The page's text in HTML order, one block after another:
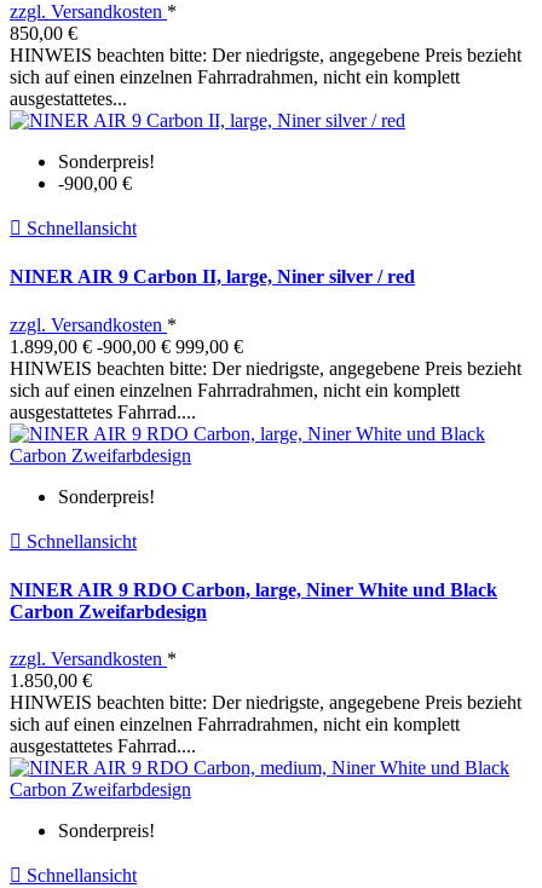
zzgl. Versandkosten *
850,00 €
HINWEIS beachten bitte: Der niedrigste, angegebene Preis bezieht
sich auf einen einzelnen Fahrradrahmen, nicht ein komplett
ausgestattetes...
Sonderpreis!
-900,00 €
 Schnellansicht
NINER AIR 9 Carbon II, large, Niner silver / red
zzgl. Versandkosten *
1.899,00 € -900,00 € 999,00 €
HINWEIS beachten bitte: Der niedrigste, angegebene Preis bezieht
sich auf einen einzelnen Fahrradrahmen, nicht ein komplett
ausgestattetes Fahrrad....
Sonderpreis!
 Schnellansicht
NINER AIR 9 RDO Carbon, large, Niner White und Black
Carbon Zweifarbdesign
zzgl. Versandkosten *
1.850,00 €
HINWEIS beachten bitte: Der niedrigste, angegebene Preis bezieht
sich auf einen einzelnen Fahrradrahmen, nicht ein komplett
ausgestattetes Fahrrad....
Sonderpreis!
 Schnellansicht